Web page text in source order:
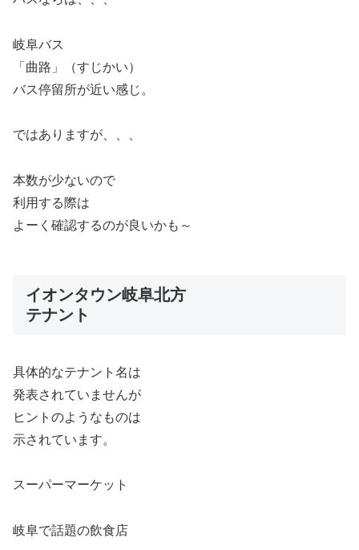
岐阜バス
「曲路」（すじかい）
バス停留所が近い感じ。
ではありますが、、、
本数が少ないので
利用する際は
よーく確認するのが良いかも～
イオンタウン岐阜北方
テナント
具体的なテナント名は
発表されていませんが
ヒントのようなものは
示されています。
スーパーマーケット
岐阜で話題の飲食店